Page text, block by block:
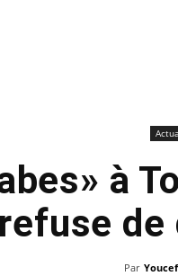
à
refuse de
Par Youcef